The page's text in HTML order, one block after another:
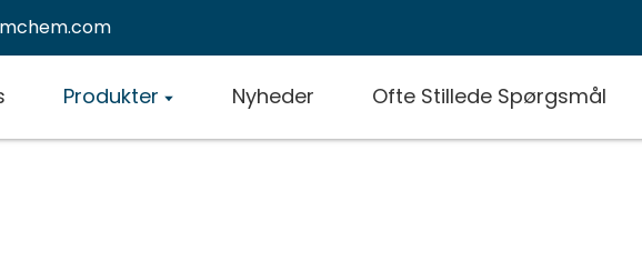
Produkter Nyheder Ofte Stillede Spørgsmål